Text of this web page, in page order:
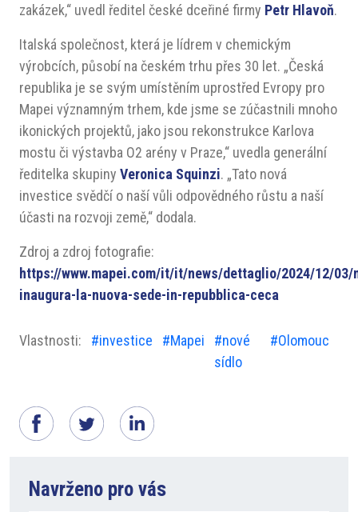
zakázek,“ uvedl ředitel české dceřiné firmy Petr Hlavoň.
Italská společnost, která je lídrem v chemickým
výrobcích, působí na českém trhu přes 30 let. „Česká
republika je se svým umístěním uprostřed Evropy pro
Mapei významným trhem, kde jsme se zúčastnili mnoho
ikonických projektů, jako jsou rekonstrukce Karlova
mostu či výstavba O2 arény v Praze,“ uvedla generální
ředitelka skupiny Veronica Squinzi. „Tato nová
investice svědčí o naší vůli odpovědného růstu a naší
účasti na rozvoji země,“ dodala.
Zdroj a zdroj fotografie:
https://www.mapei.com/it/it/news/dettaglio/2024/12/03/
inaugura-la-nuova-sede-in-repubblica-ceca
Vlastnosti: #investice #Mapei
#nové
sídlo
#Olomouc
Navrženo pro vás